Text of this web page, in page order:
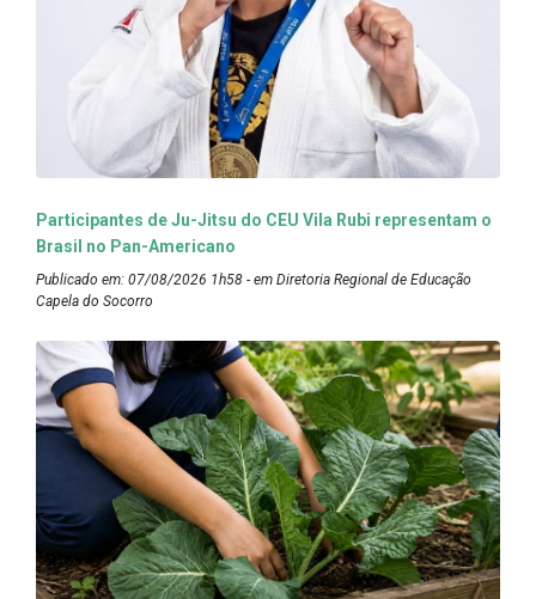
Participantes de Ju-Jitsu do CEU Vila Rubi representam o
Brasil no Pan-Americano
Publicado em: 07/08/2026 1h58 - em Diretoria Regional de Educação
Capela do Socorro